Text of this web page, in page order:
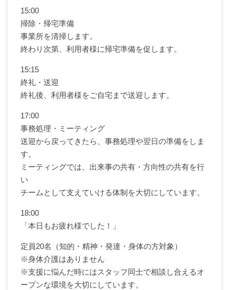
15:00
掃除・帰宅準備
事業所を清掃します。
終わり次第、利用者様に帰宅準備を促します。
15:15
終礼・送迎
終礼後、利用者様をご自宅まで送迎します。
17:00
事務処理・ミーティング
送迎から戻ってきたら、事務処理や翌日の準備をしま
す。
ミーティングでは、出来事の共有・方向性の共有を行
い
チームとして支えていける体制を大切にしています。
18:00
「本日もお疲れ様でした！」
定員20名（知的・精神・発達・身体の方対象）
※身体介護はありません
※支援に悩んだ時にはスタッフ同士で相談し合えるオ
ープンな環境を大切にしています。